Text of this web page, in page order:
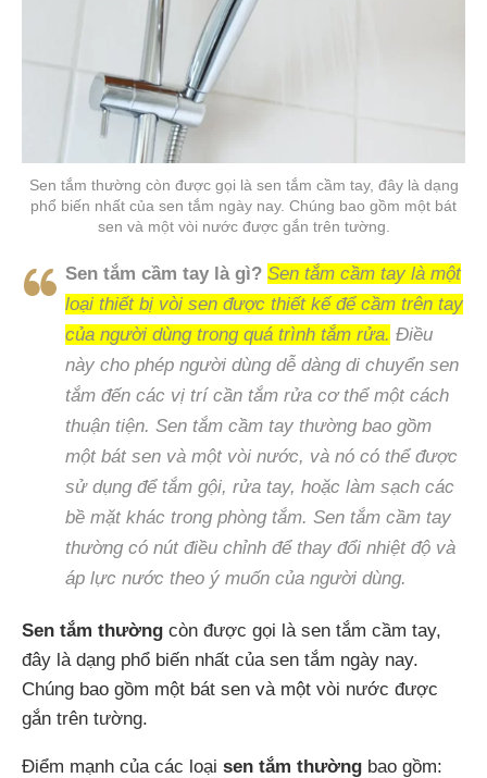
Sen tắm thường còn được gọi là sen tắm cầm tay, đây là dạng
phổ biến nhất của sen tắm ngày nay. Chúng bao gồm một bát
sen và một vòi nước được gắn trên tường.
Sen tắm cầm tay là gì? Sen tắm cầm tay là một
loại thiết bị vòi sen được thiết kế để cầm trên tay
của người dùng trong quá trình tắm rửa. Điều
này cho phép người dùng dễ dàng di chuyển sen
tắm đến các vị trí cần tắm rửa cơ thể một cách
thuận tiện. Sen tắm cầm tay thường bao gồm
một bát sen và một vòi nước, và nó có thể được
sử dụng để tắm gội, rửa tay, hoặc làm sạch các
bề mặt khác trong phòng tắm. Sen tắm cầm tay
thường có nút điều chỉnh để thay đổi nhiệt độ và
áp lực nước theo ý muốn của người dùng.
Sen tắm thường còn được gọi là sen tắm cầm tay,
đây là dạng phổ biến nhất của sen tắm ngày nay.
Chúng bao gồm một bát sen và một vòi nước được
gắn trên tường.
Điểm mạnh của các loại sen tắm thường bao gồm: